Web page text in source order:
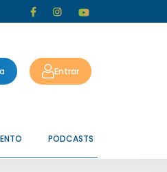
Entrar
PODCASTS